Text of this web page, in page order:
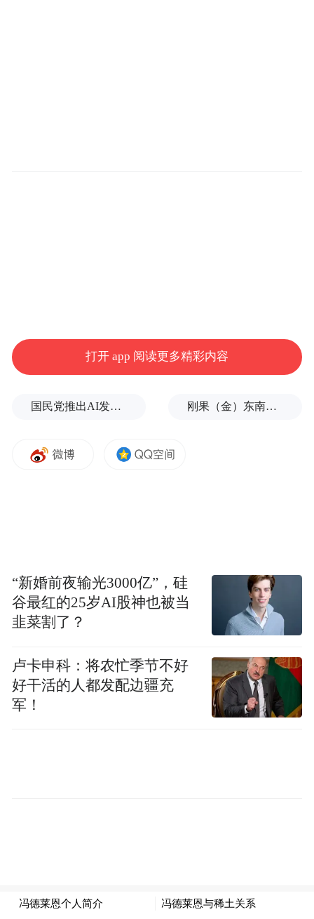
冯德莱恩在接受书面采访时表示：“在地缘经
济方面，我们目睹了贸易紧张局势和不确定
是如此。”
对此，《日经亚洲》提及，美国总统特朗普
冯德莱恩表示：“对于欧洲和日本这样的战略
伙伴来说，这意味着要让我们的关系更加紧
密，以适应时代的现实并塑造未来。”
她认为，欧日双方应该“根据我们共同的公平
开放价值观，制定全球贸易和技术规则”，而
她设想中的“欧日同盟”将监督供应链，特别
不仅将“捍卫开放贸易”，还将“塑造贸易，并
打开 app 阅读更多精彩内容
国民党推出AI发言人“郑小文”迎战民进党 刚果（金）东南部中资企业钴产品铀含量超标？官方回应
“新婚前夜输光3000亿”，硅
谷最红的25岁AI股神也被当
韭菜割了？
卢卡申科：将农忙季节不好
好干活的人都发配边疆充
军！